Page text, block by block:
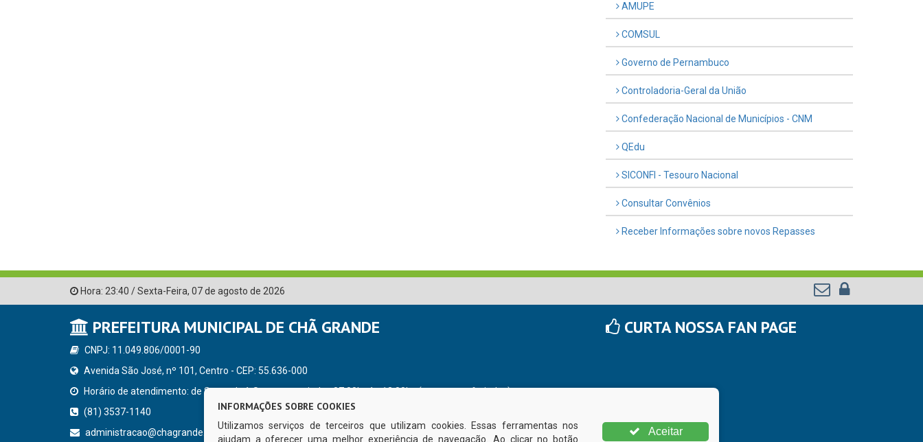
AMUPE
COMSUL
Governo de Pernambuco
Controladoria-Geral da União
Confederação Nacional de Municípios - CNM
QEdu
SICONFI - Tesouro Nacional
Consultar Convênios
Receber Informações sobre novos Repasses
Hora: 23:40 /Sexta-Feira, 07 de agosto de 2026
PREFEITURA MUNICIPAL DE CHÃ GRANDE
CNPJ: 11.049.806/0001-90
Avenida São José, nº 101, Centro - CEP: 55.636-000
Horário de atendimento: de Segunda à Sexta, a partir das 07:00hs às 13:00hs (exceto nos feriados)
(81) 3537-1140
administracao@chagrande.pe.gov.br
CURTA NOSSA FAN PAGE
INFORMAÇÕES SOBRE COOKIES
Utilizamos serviços de terceiros que utilizam cookies. Essas ferramentas nos
ajudam a oferecer uma melhor experiência de navegação. Ao clicar no botão
Aceitar